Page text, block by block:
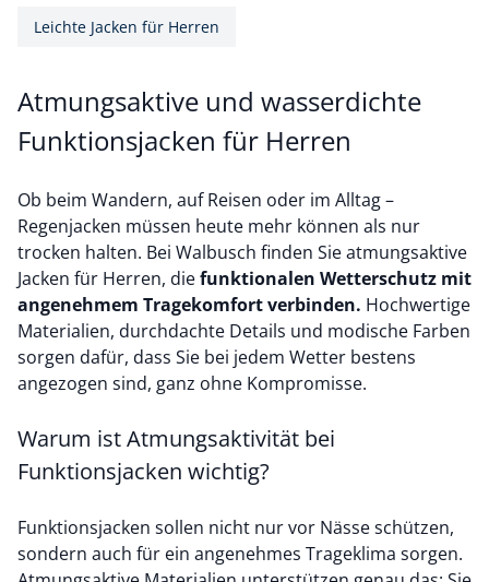
Leichte Jacken für Herren
Atmungsaktive und wasserdichte
Funktionsjacken für Herren
Ob beim Wandern, auf Reisen oder im Alltag –
Regenjacken müssen heute mehr können als nur
trocken halten. Bei Walbusch finden Sieatmungsaktive
Jacken für Herren, diefunktionalen Wetterschutz mit
angenehmem Tragekomfort verbinden. Hochwertige
Materialien, durchdachte Details und modische Farben
sorgen dafür, dass Sie bei jedem Wetter bestens
angezogen sind, ganz ohne Kompromisse.
Warum ist Atmungsaktivität bei
Funktionsjacken wichtig?
Funktionsjacken sollen nicht nur vor Nässe schützen,
sondern auch für ein angenehmes Trageklima sorgen.